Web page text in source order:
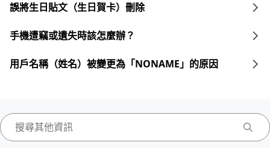
誤將生日貼文（生日賀卡）刪除
手機遭竊或遺失時該怎麼辦？
用戶名稱（姓名）被變更為「NONAME」的原因